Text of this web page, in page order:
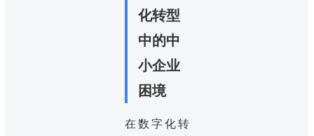
化转型
中的中
小企业
困境
在数字化转